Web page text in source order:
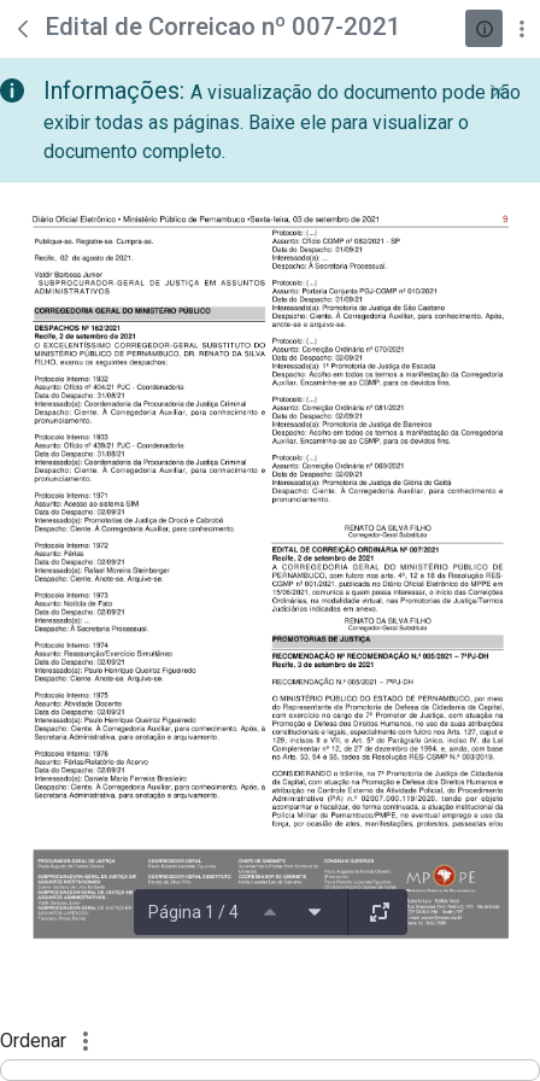
Pular para o Conteúdo principal
teste descricao
Edital de Correicao nº 007-2021
Informações: A visualização do documento pode não
exibir todas as páginas. Baixe ele para visualizar o
documento completo.
Página 1 / 4
Ordenar